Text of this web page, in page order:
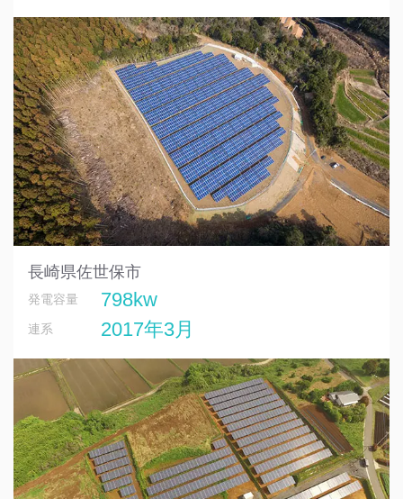
長崎県佐世保市
発電容量 798kw
連系 2017年3月